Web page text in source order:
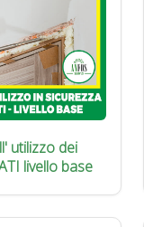
utilizzo dei
livello base